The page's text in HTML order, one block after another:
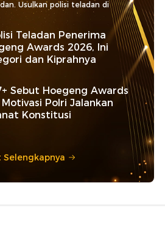
Usulkan polisi teladan di
Teladan Penerima
Awards 2026, Ini
dan Kiprahnya
Sebut Hoegeng Awards
Polri Jalankan
Konstitusi
Selengkapnya